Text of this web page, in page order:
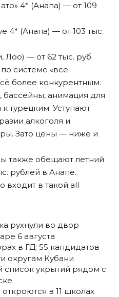
4* (Анапа) — от 109
4* (Анапа) — от 103 тыс.
Лоо) — от 62 тыс. руб.
системе «всё
более конкурентным.
анимация для
турецким. Уступают
алкоголя и
Зато цены — ниже и
также обещают летний
рублей в Анапе.
входит в такой all
рухнули во двор
6 августа
в ГД: 55 кандидатов
округам Кубани
список укрытий рядом с
в 11 школах